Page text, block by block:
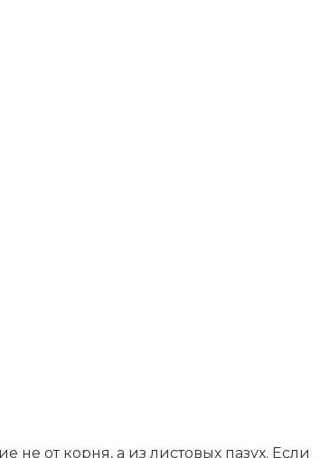
не от корня, а из листовых пазух. Если